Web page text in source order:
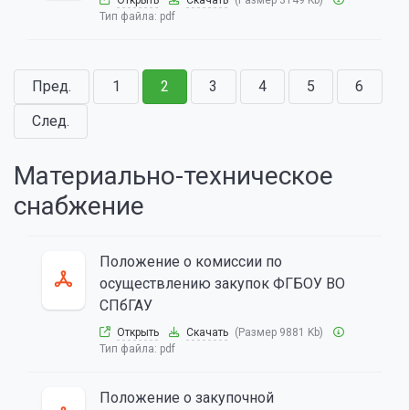
Тип файла: pdf
Пред. 1 2 3 4 5
6
След.
Материально-техническое
снабжение
Положение о комиссии по
осуществлению закупок ФГБОУ ВО
СПбГАУ
Открыть Скачать (Размер 9881 Kb)
Тип файла: pdf
Положение о закупочной